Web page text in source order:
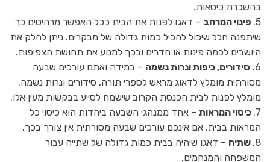
בהשכרת כיסאות.
5. פינוי המרחב – דאגו לפנות את הבית ככל האפשר מרהיטים כך
שיתפנה חלל שיכול להכיל כמות גדולה של מבקרים. ניתן לחלק את
היושבים לכמה פינות או חדרים ובכך למנוע את תחושת הצפיפות.
6. סידורים, כיפות ונרות נשמה – במידה ואתם עורכים שבעה
מסורתית מומלץ לדאוג מראש לספרי תורה, סידורים ונרות נשמה.
מומלץ לפנות לבית הכנסת הקרוב שישמח לסייע בבקשות מעין אלו.
7. כיסוי המראות – אחד ממנהגי השבעה ביהדות הוא כיסוי כל
המראות בבית. אם אינכם עורכים שבעה מסורתית אין צורך בכך.
8. שתיה – דאגו שיהיה בבית כמות גדולה של שתייה עבור
המשפחה והמנחמים.